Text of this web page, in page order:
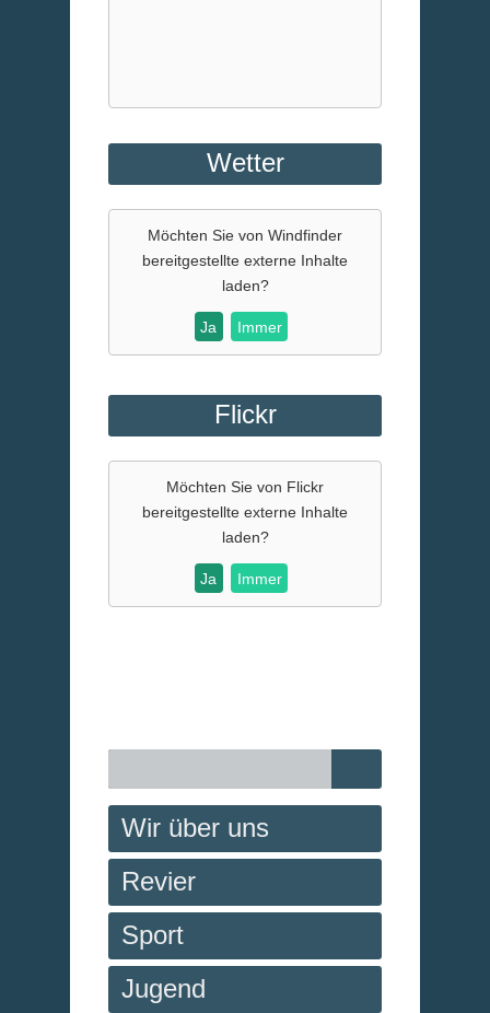
Wetter
Möchten Sie von Windfinder
bereitgestellte externe Inhalte
laden?
Ja Immer
Flickr
Möchten Sie von Flickr
bereitgestellte externe Inhalte
laden?
Ja Immer
Wir über uns
Revier
Sport
Jugend